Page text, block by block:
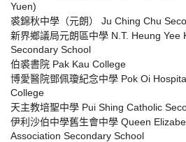
Yuen)
裘錦秋中學（元朗） Ju Ching Chu
新界鄉議局元朗區中學 N.T. Heung Yee
Secondary School
伯裘書院 Pak Kau College
博愛醫院鄧佩瓊紀念中學 Pok Oi
College
天主教培聖中學 Pui Shing Catholic
伊利沙伯中學舊生會中學 Queen
Association Secondary School